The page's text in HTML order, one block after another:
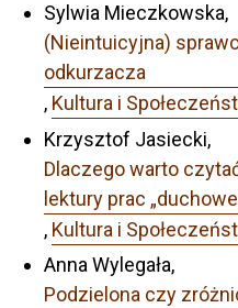
Sylwia Mieczkowska,
(Nieintuicyjna)
odkurzacza
, Kultura i
Krzysztof Jasiecki,
Dlaczego warto
lektury prac
, Kultura i
Anna Wylegała,
Podzielona czy